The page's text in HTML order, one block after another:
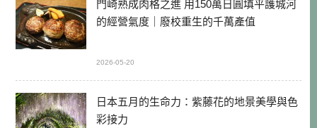
門崎熟成肉格之進 用150萬日圓填平護城河
的經營氣度｜廢校重生的千萬產值
2026-05-20
日本五月的生命力：紫藤花的地景美學與色
彩接力